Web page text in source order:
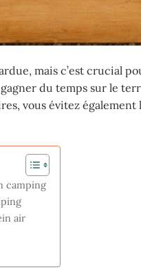
mais c’est crucial
du temps sur le
vous évitez
camping
air